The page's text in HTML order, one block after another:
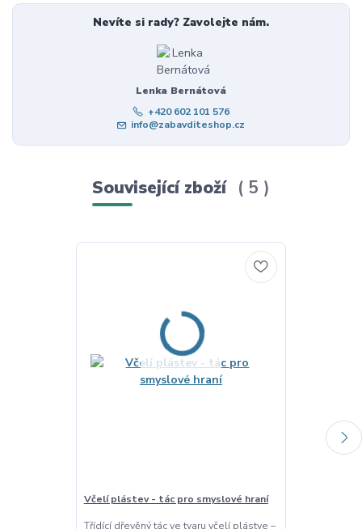
Nevíte si rady? Zavolejte nám.
Lenka Bernátová
+420 602 101 576
info@zabavditeshop.cz
Související zboží 5
Včelí plástev - tác pro smyslové hraní
Třídící dřevěný tác ve tvaru včelí plástve –